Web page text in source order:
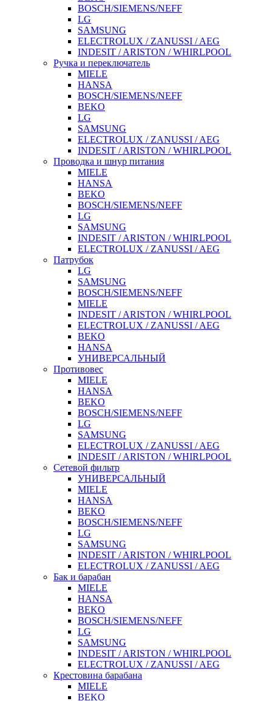
BOSCH/SIEMENS/NEFF
LG
SAMSUNG
ELECTROLUX / ZANUSSI / AEG
INDESIT / ARISTON / WHIRLPOOL
Ручка и переключатель
MIELE
HANSA
BOSCH/SIEMENS/NEFF
BEKO
LG
SAMSUNG
ELECTROLUX / ZANUSSI / AEG
INDESIT / ARISTON / WHIRLPOOL
Проводка и шнур питания
MIELE
HANSA
BEKO
BOSCH/SIEMENS/NEFF
LG
SAMSUNG
INDESIT / ARISTON / WHIRLPOOL
ELECTROLUX / ZANUSSI / AEG
Патрубок
LG
SAMSUNG
BOSCH/SIEMENS/NEFF
MIELE
INDESIT / ARISTON / WHIRLPOOL
ELECTROLUX / ZANUSSI / AEG
BEKO
HANSA
УНИВЕРСАЛЬНЫЙ
Противовес
MIELE
HANSA
BEKO
BOSCH/SIEMENS/NEFF
LG
SAMSUNG
ELECTROLUX / ZANUSSI / AEG
INDESIT / ARISTON / WHIRLPOOL
Сетевой фильтр
УНИВЕРСАЛЬНЫЙ
MIELE
HANSA
BEKO
BOSCH/SIEMENS/NEFF
LG
SAMSUNG
INDESIT / ARISTON / WHIRLPOOL
ELECTROLUX / ZANUSSI / AEG
Бак и барабан
MIELE
HANSA
BEKO
BOSCH/SIEMENS/NEFF
LG
SAMSUNG
INDESIT / ARISTON / WHIRLPOOL
ELECTROLUX / ZANUSSI / AEG
Крестовина барабана
MIELE
BEKO